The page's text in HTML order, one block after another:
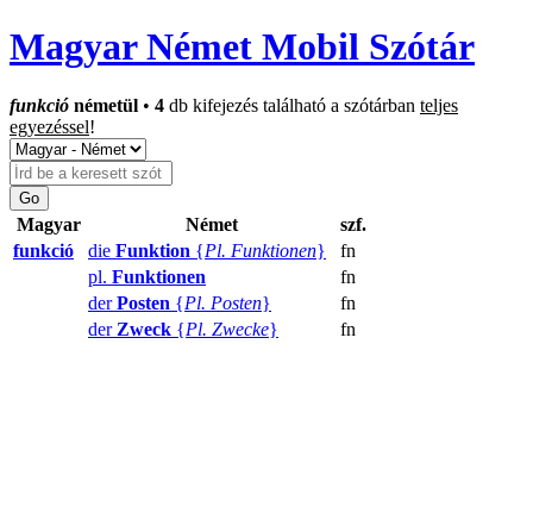
Magyar Német Mobil Szótár
funkció németül • 4 db kifejezés található a szótárban teljes
egyezéssel!
Magyar Német
szf.
funkció
die Funktion {Pl. Funktionen}
fn
pl. Funktionen
fn
derPosten {Pl. Posten}
fn
der Zweck {Pl. Zwecke} fn